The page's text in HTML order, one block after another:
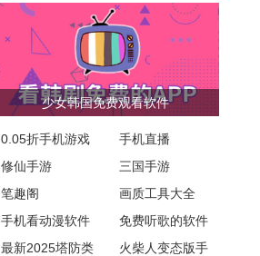
少女韩国免费观看软件
0.05折手机游戏
手机直播
修仙手游
三国手游
笔趣阁
画质工具大全
手机看动漫软件
免费听歌的软件
最新2025塔防类
火柴人变态版手